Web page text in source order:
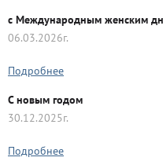
с Международным женским
06.03.2026г.
Подробнее
C новым годом
30.12.2025г.
Подробнее